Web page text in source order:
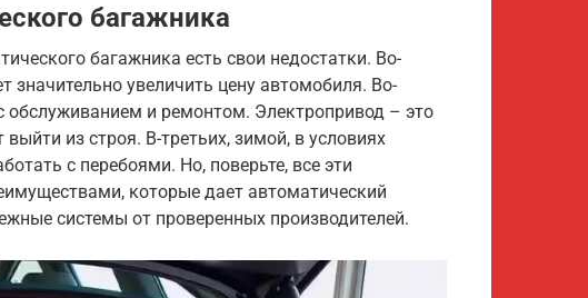
багажника
багажника есть свои недостатки. Во-
значительно увеличить цену автомобиля. Во-
и ремонтом. Электропривод – это
из строя. В-третьих, зимой, в условиях
с перебоями. Но, поверьте, все эти
которые дает автоматический
системы от проверенных производителей.